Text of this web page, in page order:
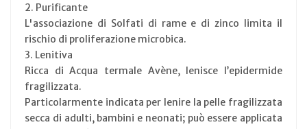
2. Purificante
L'associazione di Solfati di rame e di zinco limita il
rischio di proliferazione microbica.
3. Lenitiva
Ricca di Acqua termale Avène, lenisce l’epidermide
fragilizzata.
Particolarmente indicata per lenire la pelle fragilizzata
secca di adulti, bambini e neonati; può essere applicata